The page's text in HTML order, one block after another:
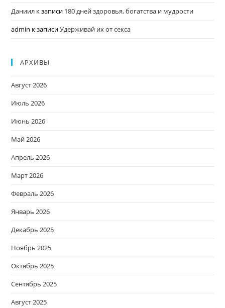
Даниил к записи 180 дней здоровья, богатства и мудрости
admin к записиУдерживай их от секса
АРХИВЫ
Август 2026
Июль 2026
Июнь 2026
Май 2026
Апрель 2026
Март 2026
Февраль 2026
Январь 2026
Декабрь 2025
Ноябрь 2025
Октябрь 2025
Сентябрь 2025
Август 2025